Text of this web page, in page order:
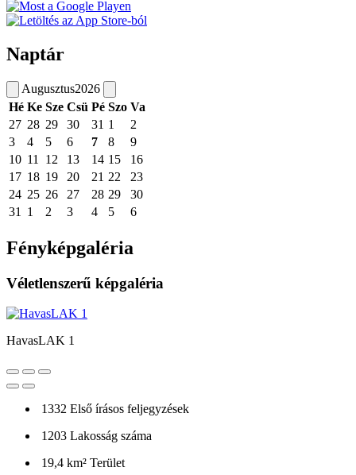
Naptár
Augusztus2026
Hé Ke Sze Csü Pé Szo Va
27 28 29 30 31 1
2
3
4 5 6 7 8
9
10 11 12 13 14 15
16
17 18 19 20 21 22
23
24 25 26 27 28 29
30
31
1 2 3 4 5 6
Fényképgaléria
Véletlenszerű képgaléria
HavasLAK 1
1332 Első írásos feljegyzések
1203 Lakosság száma
19,4 km² Terület